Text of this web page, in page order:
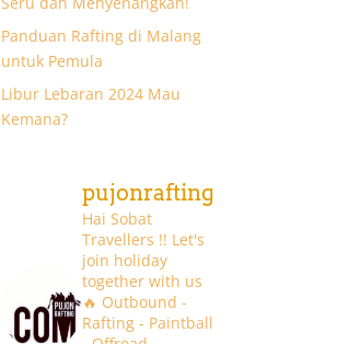
Panduan Rafting di Malang
untuk Pemula
Libur Lebaran 2024 Mau
Kemana?
pujonrafting
Hai Sobat
Travellers !! Let's
join holiday
together with us
🔥 Outbound -
Rafting - Paintball